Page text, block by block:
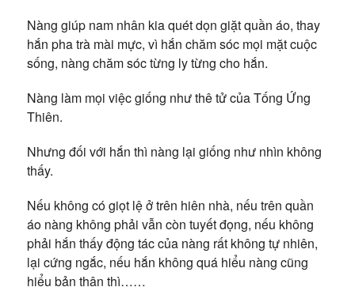
Nàng giúp nam nhân kia quét dọn giặt quần áo, thay
hắn pha trà mài mực, vì hắn chăm sóc mọi mặt cuộc
sống, nàng chăm sóc từng ly từng cho hắn.
Nàng làm mọi việc giống như thê tử của Tống Ứng
Thiên.
Nhưng đối với hắn thì nàng lại giống như nhìn không
thấy.
Nếu không có giọt lệ ở trên hiên nhà, nếu trên quần
áo nàng không phải vẫn còn tuyết đọng, nếu không
phải hắn thấy động tác của nàng rất không tự nhiên,
lại cứng ngắc, nếu hắn không quá hiểu nàng cũng
hiểu bản thân thì……